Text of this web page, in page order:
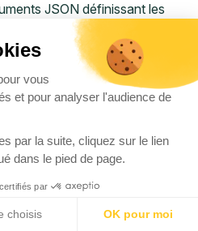
vous
et pour analyser l'audience de
par la suite, cliquez sur le lien
dans le pied de page.
par
choisis OK pour moi
JSON définissant les
et conditions).
:comprennent des clés
ID et Secret Access Key)
la Console AWS.
IAM et bonnes
privilège non